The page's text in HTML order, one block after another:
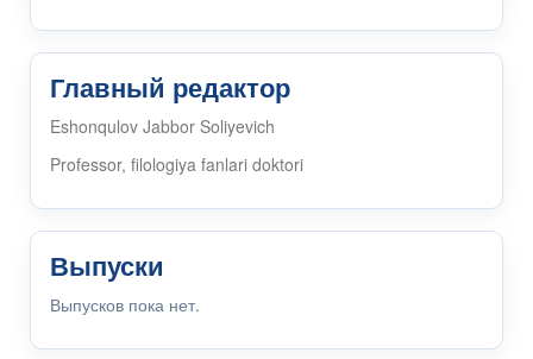
Главный редактор
Eshonqulov Jabbor Soliyevich
Professor, filologiya fanlari doktori
Выпуски
Выпусков пока нет.